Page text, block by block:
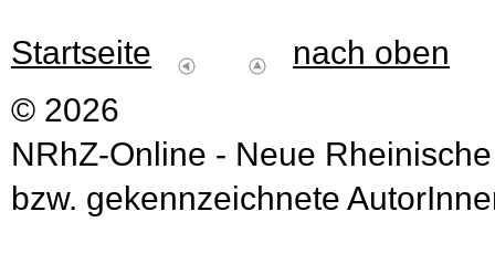
Startseite
nach oben
© 2026
NRhZ-Online - Neue
bzw. gekennzeichnete